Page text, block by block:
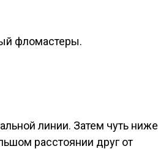
фломастеры.
линии. Затем чуть ниже
расстоянии друг от